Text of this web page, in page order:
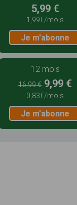
5,99 €
1,99€/mois
Je m'abonne
12 mois
16,99 € 9,99 €
0,83€/mois
Je m'abonne